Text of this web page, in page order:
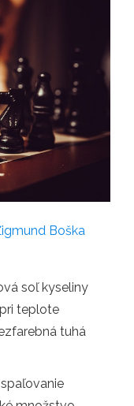
Boška
soľ kyseliny
teplote
tuhá